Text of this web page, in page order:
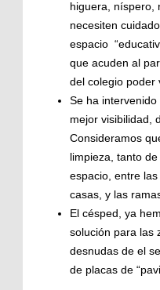
higuera, níspero,
necesiten
espacio
que acuden al
del colegio poder
Se ha
mejor visibilidad,
Consideramos
limpieza, tanto
espacio, entre
casas, y las
El césped, ya
solución para las
desnudas de el
de placas de